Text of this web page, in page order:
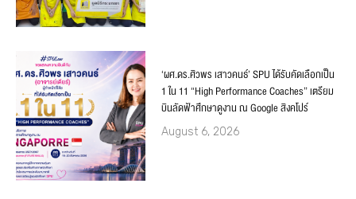
‘ผศ.ดร.ศิวพร เสาวคนธ์’ SPU ได้รับคัดเลือกเป็น
1 ใน 11 “High Performance Coaches” เตรียม
บินลัดฟ้าศึกษาดูงาน ณ Google สิงคโปร์
August 6, 2026